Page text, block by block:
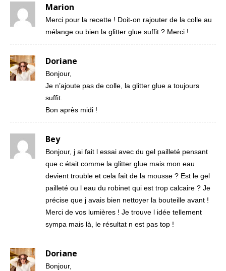
Marion
Merci pour la recette ! Doit-on rajouter de la colle au
mélange ou bien la glitter glue suffit ? Merci !
Doriane
Bonjour,
Je n’ajoute pas de colle, la glitter glue a toujours
suffit.
Bon après midi !
Bey
Bonjour, j ai fait l essai avec du gel pailleté pensant
que c était comme la glitter glue mais mon eau
devient trouble et cela fait de la mousse ? Est le gel
pailleté ou l eau du robinet qui est trop calcaire ? Je
précise que j avais bien nettoyer la bouteille avant !
Merci de vos lumières ! Je trouve l idée tellement
sympa mais là, le résultat n est pas top !
Doriane
Bonjour,